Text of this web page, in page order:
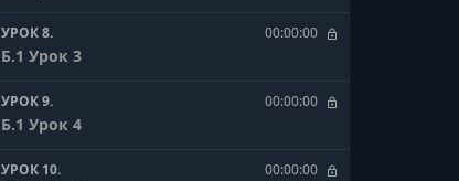
УРОК 8. 00:00:00
Б.1 Урок 3
УРОК 9. 00:00:00
Б.1 Урок 4
УРОК 10. 00:00:00